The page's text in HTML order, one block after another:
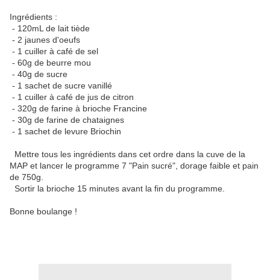
Ingrédients :
- 120mL de lait tiède
- 2 jaunes d'oeufs
- 1 cuiller à café de sel
- 60g de beurre mou
- 40g de sucre
- 1 sachet de sucre vanillé
- 1 cuiller à café de jus de citron
- 320g de farine à brioche Francine
- 30g de farine de chataignes
- 1 sachet de levure Briochin
Mettre tous les ingrédients dans cet ordre dans la cuve de la
MAP et lancer le programme 7 "Pain sucré", dorage faible et pain
de 750g.
Sortir la brioche 15 minutes avant la fin du programme.
Bonne boulange !